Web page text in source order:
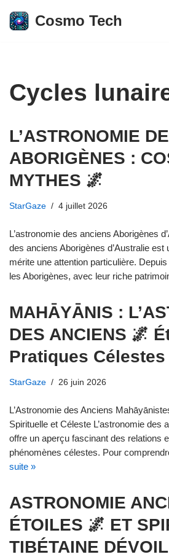
Aller
Cosmo Tech
Cycles
L’ASTRONOMIE
ABORIGÈNES :
MYTHES 🌌
StarGaze 4 juillet 2026
L’astronomie des anciens Aborigènes
des anciens Aborigènes d’Australie est
mérite une attention particulière.
les Aborigènes, avec leur riche
MAHĀYĀNIS :
DES ANCIENS 🌌
Pratiques
StarGaze 26 juin 2026
L’Astronomie des Anciens
Spirituelle et Céleste L’astronomie des
offre un aperçu fascinant des relations
phénomènes célestes. Pour
suite »
ASTRONOMIE
ÉTOILES 🌌 ET
TIBÉTAINE